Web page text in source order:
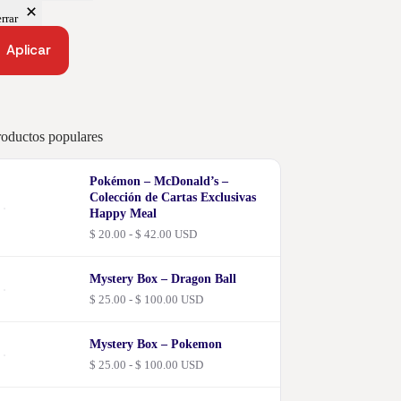
Aplicar
populares
Pokémon – McDonald’s –
Colección de Cartas Exclusivas
Happy Meal
$ 20.00 - $ 42.00 Rango
desde
$ 20.00
hasta
USD
Mystery Box – Dragon Ball
$ 25.00 - $ 100.00 Rango
desde
hasta
USD
Mystery Box – Pokemon
$ 25.00 - $ 100.00 Rango
USD